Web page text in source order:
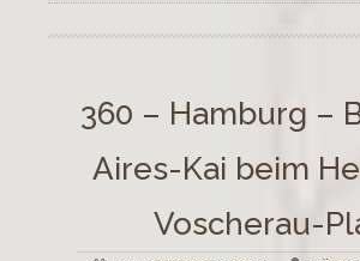
360 – Hamburg –
Aires-Kai beim
Voscherau-